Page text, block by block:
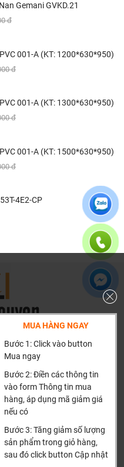
Gemani GVKD.21
đ
001-A (KT: 1200*630*950)
đ
001-A (KT: 1300*630*950)
đ
001-A (KT: 1500*630*950)
đ
4E2-CP
MUA HÀNG NGAY
Bước 1: Click vào button
Mua ngay
Bước 2: Điền các thông tin
vào form Thông tin mua
hàng, áp dụng mã giảm giá
nếu có
Bước 3: Tăng giảm số lượng
sản phẩm trong giỏ hàng,
sau đó click button Cập nhật
Trạch, Hoài Đức, Hà Nội
để được hướng dẫn
Thông tin thêm